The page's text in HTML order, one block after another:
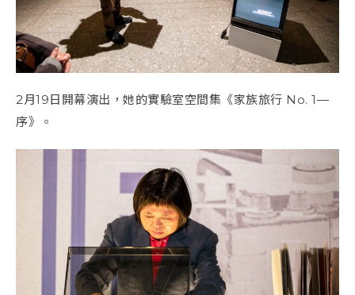
2月19日開幕演出， 她的實驗室空間集《家族旅行 No. 1—
序》。